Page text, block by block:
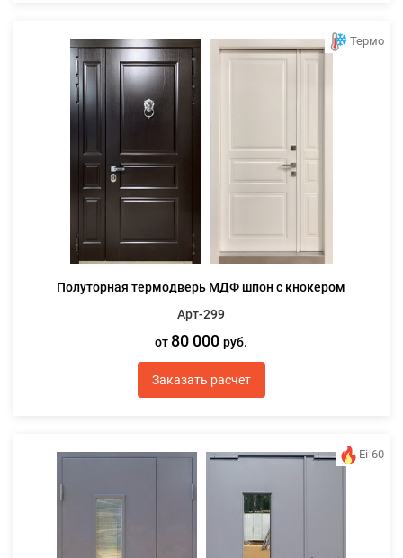
Термо
Полуторная термодверь МДФ шпон с кнокером
Арт-299
от 80 000руб.
Заказать расчет
Ei-60